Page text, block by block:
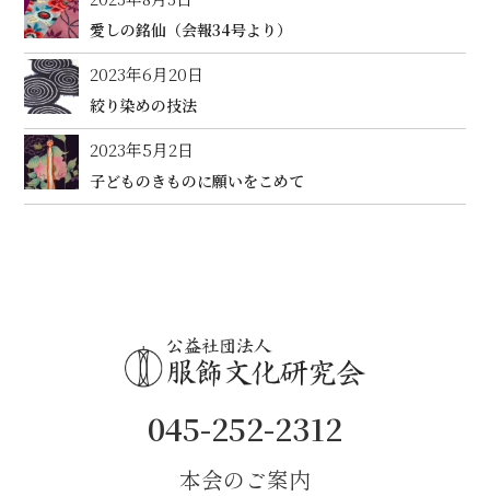
愛しの銘仙（会報34号より）
2023年6月20日
絞り染めの技法
2023年5月2日
子どものきものに願いをこめて
045-252-2312
本会のご案内